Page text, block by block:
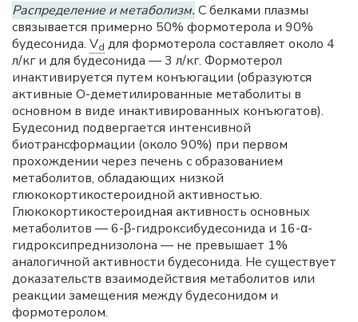
Распределение и метаболизм. С белками плазмы
связывается примерно 50% формотерола и 90%
будесонида. Vd для формотерола составляет около 4
л/кг и для будесонида — 3 л/кг. Формотерол
инактивируется путем конъюгации (образуются
активные О-деметилированные метаболиты в
основном в виде инактивированных конъюгатов).
Будесонид подвергается интенсивной
биотрансформации (около 90%) при первом
прохождении через печень с образованием
метаболитов, обладающих низкой
глюкокортикостероидной активностью.
Глюкокортикостероидная активность основных
метаболитов — 6-β-гидроксибудесонида и 16-α-
гидроксипреднизолона — не превышает 1%
аналогичной активности будесонида. Не существует
доказательств взаимодействия метаболитов или
реакции замещения между будесонидом и
формотеролом.